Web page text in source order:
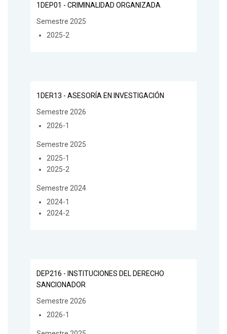
1DEP01 - CRIMINALIDAD ORGANIZADA
Semestre 2025
2025-2
1DER13 - ASESORÍA EN INVESTIGACIÓN
Semestre 2026
2026-1
Semestre 2025
2025-1
2025-2
Semestre 2024
2024-1
2024-2
DEP216 - INSTITUCIONES DEL DERECHO
SANCIONADOR
Semestre 2026
2026-1